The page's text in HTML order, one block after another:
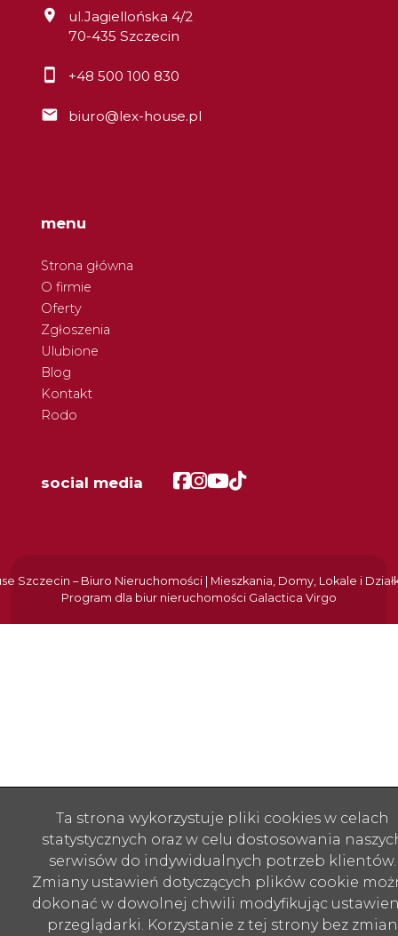
ul.Jagiellońska 4/2
70-435 Szczecin
+48 500 100 830
biuro@lex-house.pl
menu
Strona główna
O firmie
Oferty
Zgłoszenia
Ulubione
Blog
Kontakt
Rodo
social media Facebook
Facebook
Facebook
Facebook
Szczecin – Biuro Nieruchomości | Mieszkania, Domy, Lokale i
Program dla biur nieruchomości Galactica Virgo
Ta strona wykorzystuje pliki cookies w celach
statystycznych oraz w celu dostosowania
serwisów do indywidualnych potrzeb klientów.
Zmiany ustawień dotyczących plików cookie
dokonać w dowolnej chwili modyfikując
przeglądarki. Korzystanie z tej strony bez zmian